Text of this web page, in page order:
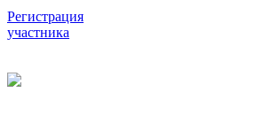
Регистрация
участника